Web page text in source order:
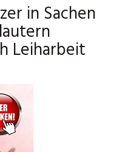
in Sachen
Leiharbeit